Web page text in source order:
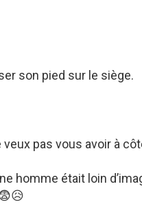
son pied sur le siège.
pas vous avoir à
homme était loin